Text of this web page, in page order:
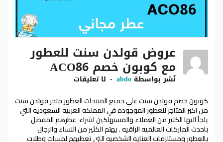
عروض قولدن سنت للعطور
مع كوبون خصم ACO86
نٌشر بواسطة abdo لا تعليقات
كوبون خصم قولدن سنت علي جميع المنتجات العطور متجر قولدن سنت
من اكبر المتاجر للعطور الموجوده في المملكه العربيه السعوديه التي
يلجأ اليها الكثير من العملاء والمستهلكين لشراء عطرهم المفضل
باحدث الماركات العالميه الراقيه . يهتم الكثير من النساء والرجال
بالعطور ومستلزمات العنايه الشخصيه التي تعطيهم لمسات وطلات